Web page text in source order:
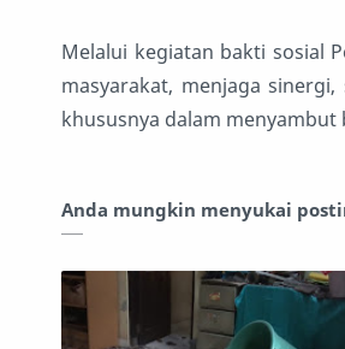
Melalui kegiatan bakti sosial
masyarakat, menjaga
khususnya dalam
Anda mungkin menyukai